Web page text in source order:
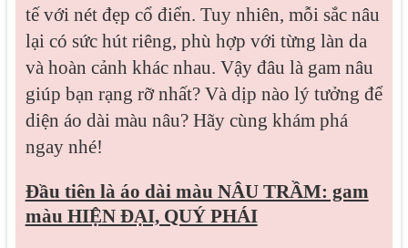
tế với nét đẹp cổ điển. Tuy nhiên, mỗi sắc nâu
lại có sức hút riêng, phù hợp với từng làn da
và hoàn cảnh khác nhau. Vậy đâu là gam nâu
giúp bạn rạng rỡ nhất? Và dịp nào lý tưởng để
diện áo dài màu nâu? Hãy cùng khám phá
ngay nhé!
Đầu tiên là áo dài màu NÂU TRẦM: gam
màu HIỆN ĐẠI, QUÝ PHÁI